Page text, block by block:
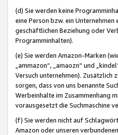
(d) Sie werden keine
eine Person bzw. ein
geschäftlichen Beziehung oder
Programminhalten).
(e) Sie werden Amazon-Marken
„ammazon“, „amaozn“ und
Versuch unternehmen). Zusätzlich
sorgen, dass von uns benannte
Werbeinhalte im Zusammenhang
vorausgesetzt die Suchmaschine
(f) Sie werden nicht auf
Amazon oder unseren